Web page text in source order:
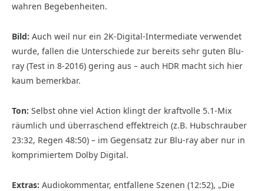
wahren Begebenheiten.
Bild: Auch weil nur ein 2K-Digital-Intermediate verwendet
wurde, fallen die Unterschiede zur bereits sehr guten Blu-
ray (Test in 8-2016) gering aus – auch HDR macht sich hier
kaum bemerkbar.
Ton: Selbst ohne viel Action klingt der kraftvolle 5.1-Mix
räumlich und überraschend effektreich (z.B. Hubschrauber
23:32, Regen 48:50) – im Gegensatz zur Blu-ray aber nur in
komprimiertem Dolby Digital.
Extras: Audiokommentar, entfallene Szenen (12:52), „Die